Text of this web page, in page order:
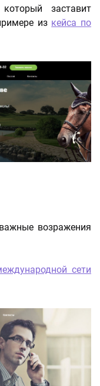
заставит
из кейса по
возражения
сети